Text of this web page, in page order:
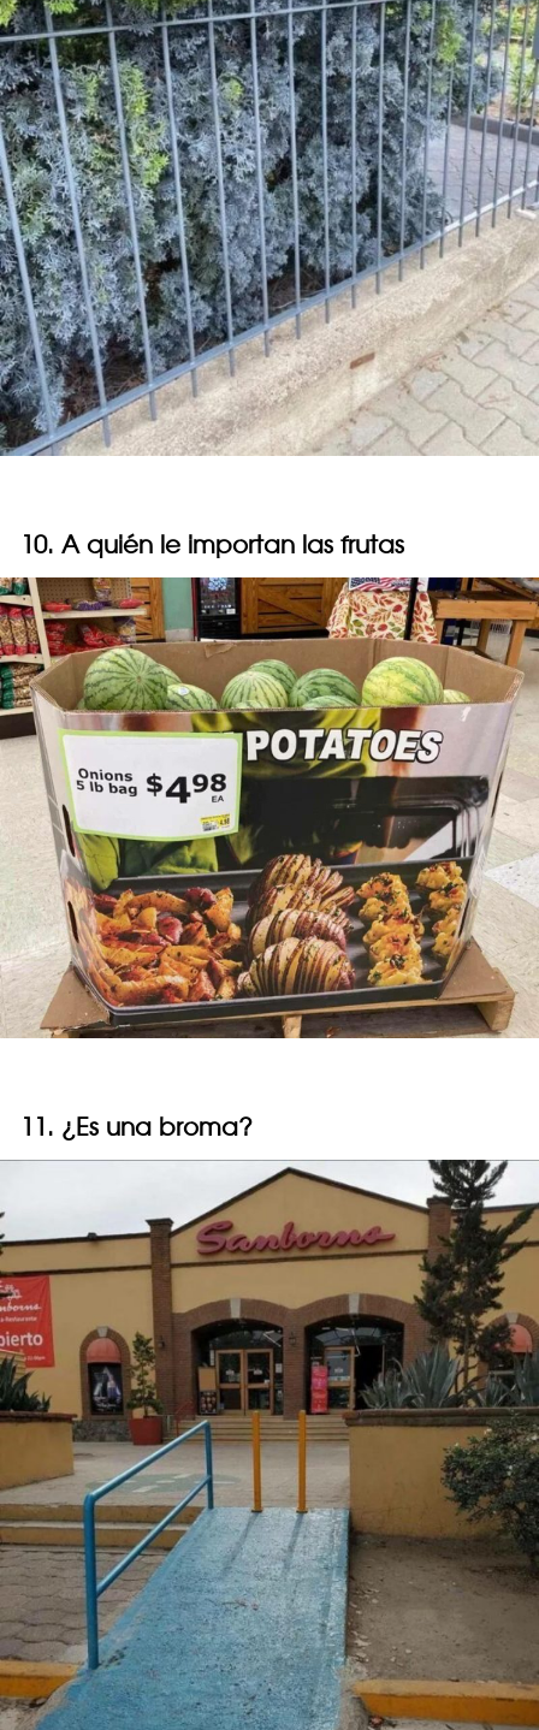
10. A quién le importan las frutas
11. ¿Es una broma?